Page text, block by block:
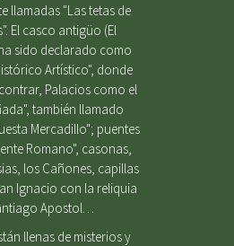
llamadas "Las tetas de
El casco antigüo (El
sido declarado como
Artístico", donde
Palacios como el
también llamado
Mercadillo"; puentes
Romano", casonas,
los Cañones, capillas
Ignacio con la reliquia
Apostol…
llenas de misterios y